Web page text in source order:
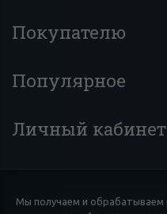
Покупателю
Популярное
Личный кабинет
Мы получаем и обрабатываем